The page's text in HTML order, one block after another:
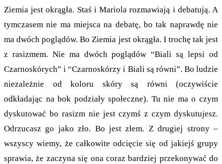
Ziemia jest okrągła. Staś i Mariola rozmawiają i debatują. A
tymczasem nie ma miejsca na debatę, bo tak naprawdę nie
ma dwóch poglądów. Bo Ziemia jest okrągła. I trochę tak jest
z rasizmem. Nie ma dwóch poglądów “Biali są lepsi od
Czarnoskórych” i “Czarnoskórzy i Biali są równi”. Bo ludzie
niezależnie od koloru skóry są równi (oczywiście
odkładając na bok podziały społeczne). Tu nie ma o czym
dyskutować bo rasizm nie jest czymś z czym dyskutujesz.
Odrzucasz go jako zło. Bo jest złem. Z drugiej strony –
wszyscy wiemy, że całkowite odcięcie się od jakiejś grupy
sprawia, że zaczyna się ona coraz bardziej przekonywać do